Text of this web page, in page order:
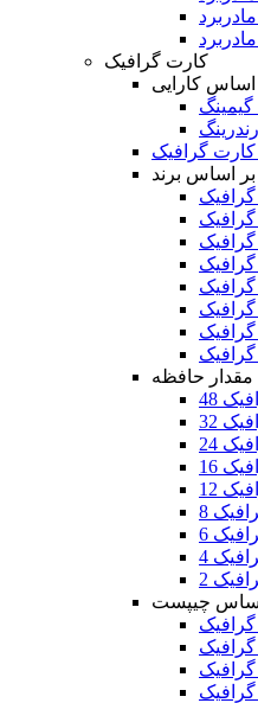
کارت گرافیک
اساس کارایی
گرافیک
اساس برند
حافظه
اساس چیپست